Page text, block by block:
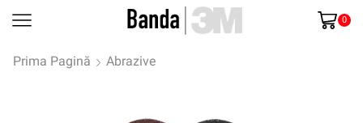
0
Prima Pagină Abrazive